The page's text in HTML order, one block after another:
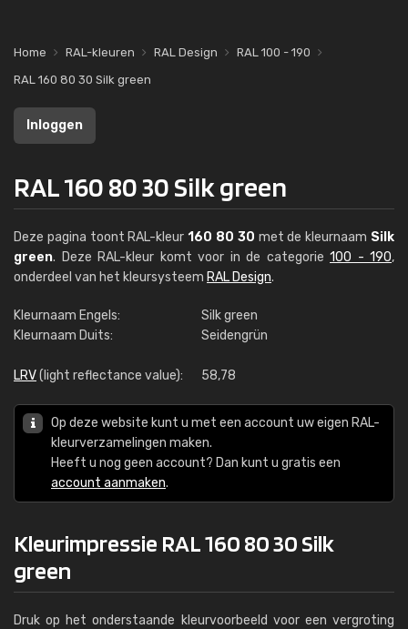
Home RAL-kleuren RAL Design
RAL 100 - 190
RAL 160 80 30 Silk green
Inloggen
RAL 160 80 30 Silk green
Deze pagina toont RAL-kleur160 80 30 met de kleurnaam Silk
green. Deze RAL-kleur komt voor in de categorie 100 - 190,
onderdeel van het kleursysteem RAL Design.
Kleurnaam Engels:
Silk green
Kleurnaam Duits:
Seidengrün
LRV(light reflectance value): 58,78
Op deze website kunt u met een account uw eigen RAL-
kleurverzamelingen maken.
Heeft u nog geen account? Dan kunt u gratis een
account aanmaken.
Kleurimpressie RAL 160 80 30 Silk
green
Druk op het onderstaande kleurvoorbeeld voor een vergroting